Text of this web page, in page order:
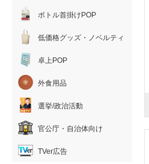
ボトル首掛けPOP
低価格グッズ・ノベルティ
卓上POP
外食用品
選挙/政治活動
官公庁・自治体向け
TVer広告